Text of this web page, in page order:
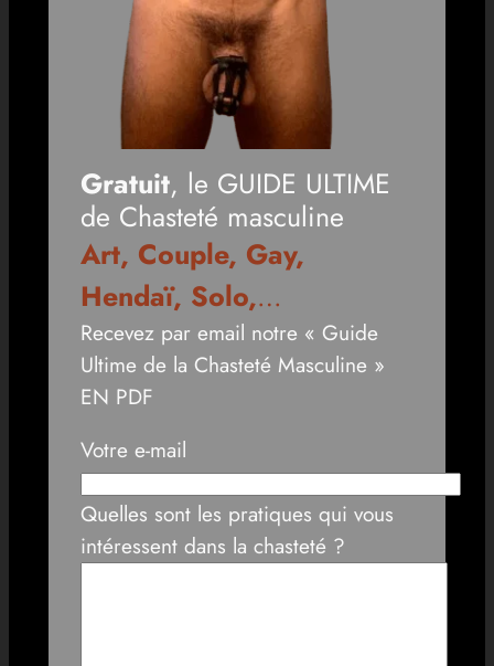
Gratuit, le GUIDE ULTIME
de Chasteté masculine
Art, Couple, Gay,
Hendaï, Solo,…
Recevez par email notre « Guide
Ultime de la Chasteté Masculine »
EN PDF
Votre e-mail
Quelles sont les pratiques qui vous
intéressent dans la chasteté ?